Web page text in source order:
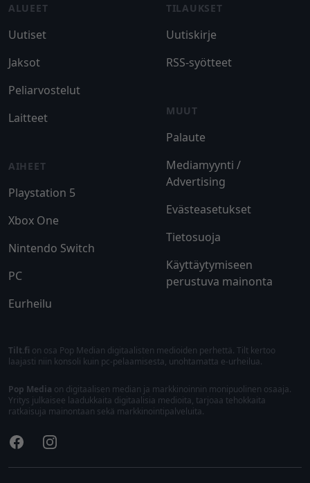
ALUEET
Uutiset
Jaksot
Peliarvostelut
Laitteet
AIHEET
Playstation 5
Xbox One
Nintendo Switch
PC
Eurheilu
TILAUKSET
Uutiskirje
RSS-syötteet
MUUT
Palaute
Mediamyynti /
Advertising
Evästeasetukset
Tietosuoja
Käyttäytymiseen
perustuva mainonta
Tilt.fi on osa Pop Median digitaalisten medioiden perhettä. Tilt kertoo
laajasti niin konsoli kuin pc-pelaamisesta, unohtamatta e-urheilua.
Pop Media on digitaalisen median ja markkinoinnin monipuolinen osaaja.
Yritys julkaisee laadukkaita digitaalisia medioita, tarjoaa tehokkaita
ratkaisuja mainontaan sekä markkinointipalveluita.
FacebookInstagram